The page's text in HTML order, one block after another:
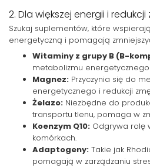
2. Dla większej energii i
Szukaj suplementów, które
energetyczną i pomagają
Witaminy z grupy B (B-
metabolizmu
Magnez: Przyczynia się do
energetycznego i redukcji
Żelazo: Niezbędne do
transportu tlenu, pomaga w
Koenzym Q10: Odgrywa rolę
komórkach.
Adaptogeny: Takie jak
pomagają w zarządzaniu